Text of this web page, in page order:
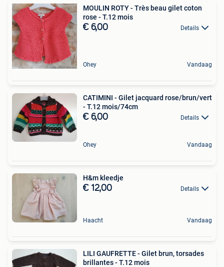
MOULIN ROTY - Très beau gilet coton
rose - T.12 mois
€ 6,00 Details
Ohey Vandaag
CATIMINI - Gilet jacquard rose/brun/vert
- T.12 mois/74cm
€ 6,00 Details
Ohey Vandaag
H&m kleedje
€ 12,00 Details
Haacht Vandaag
LILI GAUFRETTE - Gilet brun, torsades
brillantes - T.12 mois